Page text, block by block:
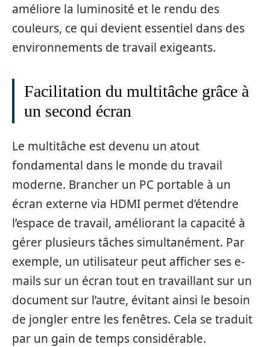
améliore la luminosité et le rendu des
couleurs, ce qui devient essentiel dans des
environnements de travail exigeants.
Facilitation du multitâche grâce à
un second écran
Le multitâche est devenu un atout
fondamental dans le monde du travail
moderne. Brancher un PC portable à un
écran externe via HDMI permet d’étendre
l’espace de travail, améliorant la capacité à
gérer plusieurs tâches simultanément. Par
exemple, un utilisateur peut afficher ses e-
mails sur un écran tout en travaillant sur un
document sur l’autre, évitant ainsi le besoin
de jongler entre les fenêtres. Cela se traduit
par un gain de temps considérable.